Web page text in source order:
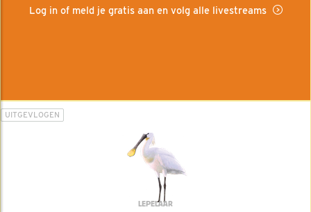
Log in of meld je gratis aan en volg alle livestreams
UITGEVLOGEN
LEPELAAR